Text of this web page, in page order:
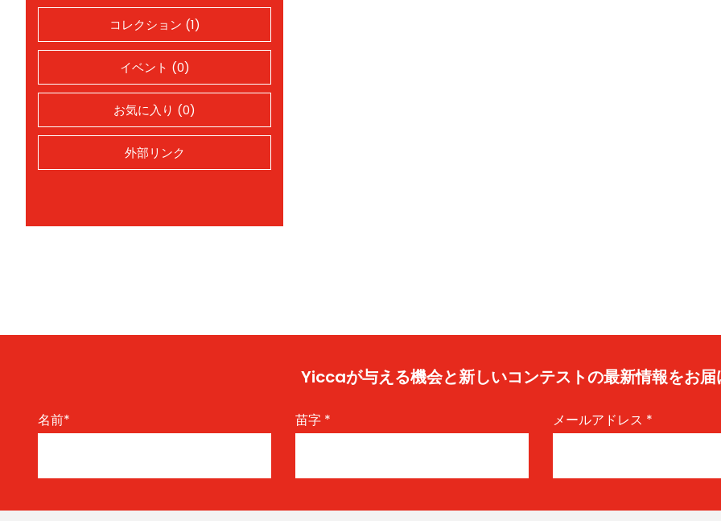
コレクション (1)
イベント (0)
お気に入り (0)
外部リンク
Yiccaが与える機会と新しいコンテストの最新情報をお届
名前* 苗字 * メールアドレス *